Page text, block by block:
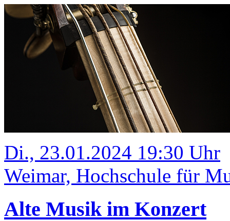
Di., 23.01.2024 19:30 Uhr
Weimar, Hochschule für
Alte Musik im Konzert